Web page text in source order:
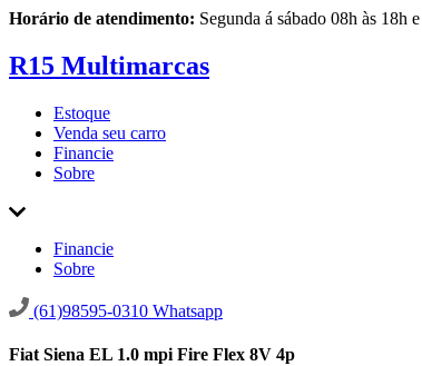
Horário de atendimento: Segunda á sábado 08h às 18h
R15 Multimarcas
Estoque
Venda seu carro
Financie
Sobre
Financie
Sobre
(61)98595-0310 Whatsapp
Fiat Siena EL 1.0 mpi Fire Flex 8V 4p